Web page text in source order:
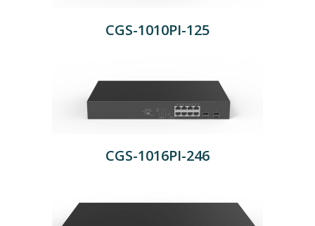
CGS-1010PI-125
CGS-1016PI-246